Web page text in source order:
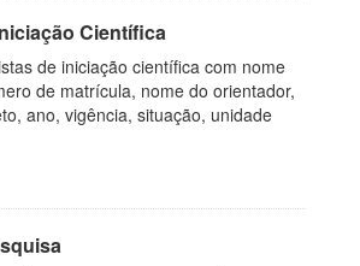
Científica
de iniciação científica com nome
de matrícula, nome do orientador,
ano, vigência, situação, unidade